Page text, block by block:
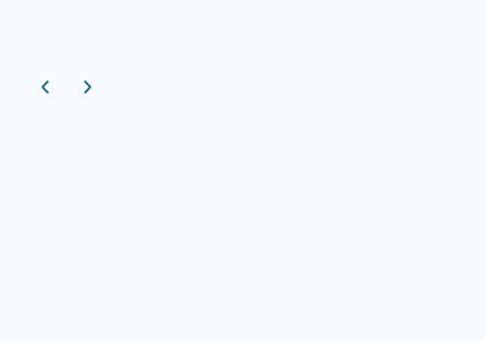
Previous carousel slide
Next carousel slide